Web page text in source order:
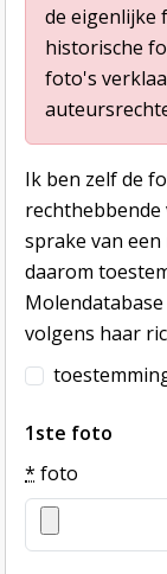
de eigenlijke
historische
foto's
Ik ben zelf de
sprake van
daarom
volgens haar
1ste foto
* foto